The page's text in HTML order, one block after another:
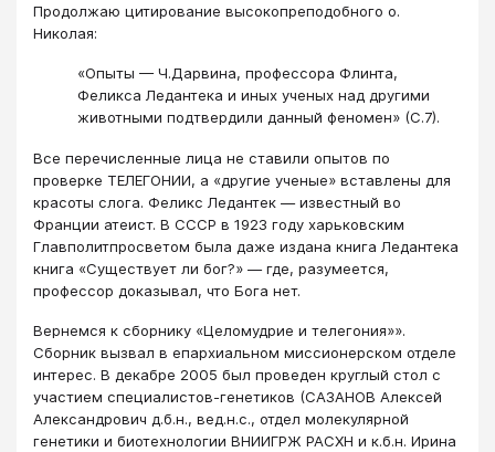
Продолжаю цитирование высокопреподобного о.
Николая:
«Опыты — Ч.Дарвина, профессора Флинта,
Феликса Ледантека и иных ученых над другими
животными подтвердили данный феномен» (С.7).
Все перечисленные лица не ставили опытов по
проверке ТЕЛЕГОНИИ, а «другие ученые» вставлены для
красоты слога. Феликс Ледантек — известный во
Франции атеист. В СССР в 1923 году харьковским
Главполитпросветом была даже издана книга Ледантека
книга «Существует ли бог?» — где, разумеется,
профессор доказывал, что Бога нет.
Вернемся к сборнику «Целомудрие и телегония»».
Сборник вызвал в епархиальном миссионерском отделе
интерес. В декабре 2005 был проведен круглый стол с
участием специалистов-генетиков (САЗАНОВ Алексей
Александрович д.б.н., вед.н.с., отдел молекулярной
генетики и биотехнологии ВНИИГРЖ РАСХН и к.б.н. Ирина